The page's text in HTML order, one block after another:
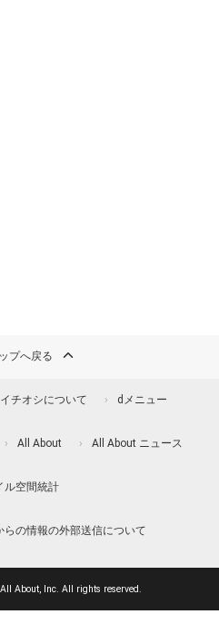
プへ戻る
イチオシについて dメニュー
All About All About ニュース
ル空間統計
らの情報の外部送信について
About, Inc. All rights reserved.